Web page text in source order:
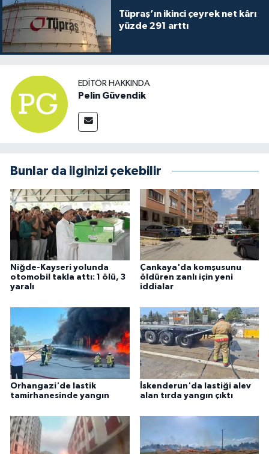
Tüpraş’ın ikinci çeyrek net kârı
yüzde 291 arttı
EDITÖR HAKKINDA
Pelin Güvendik
Bunlar da ilginizi çekebilir
Niğde-Kayseri yolunda
otomobil takla attı: 1 ölü, 3
yaralı
Çankaya'da komşusunu
öldüren zanlı için yeni
iddialar
Orhangazi'de lastik
tamirhanesinde yangın
İskenderun'da lastiği alev
alan tırda yangın çıktı